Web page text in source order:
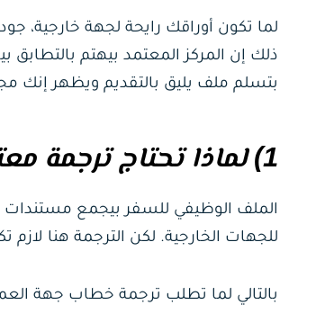
لما تكون أوراقك رايحة لجهة خارجية،
ذلك إن المركز المعتمد بيهتم بالتطابق
بتسلم ملف يليق بالتقديم ويظهر إنك
1) لماذا تحتاج ترجمة معتمدة لأوراق العمل والسفر؟
الملف الوظيفي للسفر بيجمع
للجهات الخارجية. لكن الترجمة هنا
بالتالي لما تطلب ترجمة خطاب جهة